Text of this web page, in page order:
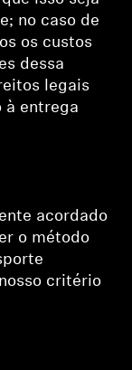
no caso de
os custos
dessa
legais
à entrega
acordado
o método
critério